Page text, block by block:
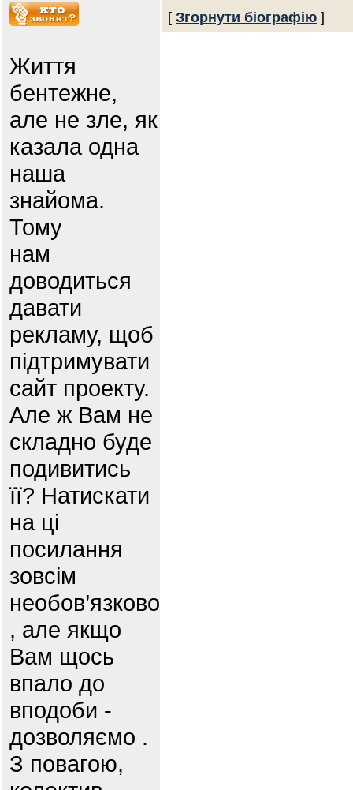
Життя
бентежне,
але не зле, як
казала одна
наша
знайома.
Тому
нам
доводиться
давати
рекламу, щоб
підтримувати
сайт проекту.
Але ж Вам не
складно буде
подивитись
її? Натискати
на ці
посилання
зовсім
необов’язково
, але якщо
Вам щось
впало до
вподоби -
дозволяємо .
З повагою,
[ Згорнути біографію ]